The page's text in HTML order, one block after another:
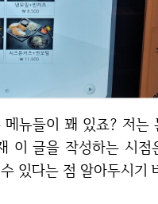
이 글을 작성하는 시
있다는 점 알아두시기